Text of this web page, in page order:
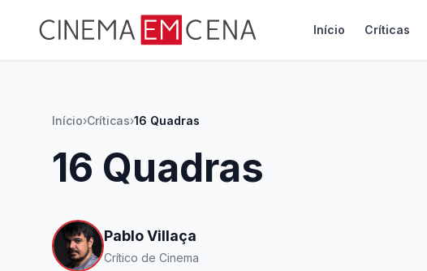
Início Críticas
Início›Críticas›16 Quadras
16 Quadras
Pablo Villaça
Crítico de Cinema